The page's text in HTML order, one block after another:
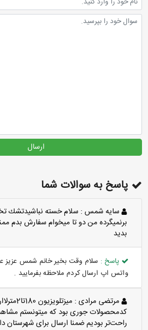
ارسال
پاسخ به سوالات شما
سايه شمس : سلام خسته نباشيدتشك
برنميگرده من دو تا ميخوام سفارش بدم
بديد
پاسخ : سلام وقت بخیر خانم شمس عزیز
واتس اپ ارسال کردم ملاحظه بفرمایید .
مرتضی مرادی :
کدمحصولات جوری بود که میتونستم
راحت‌تر بودیم ضمنا ارسال برای شهرستان